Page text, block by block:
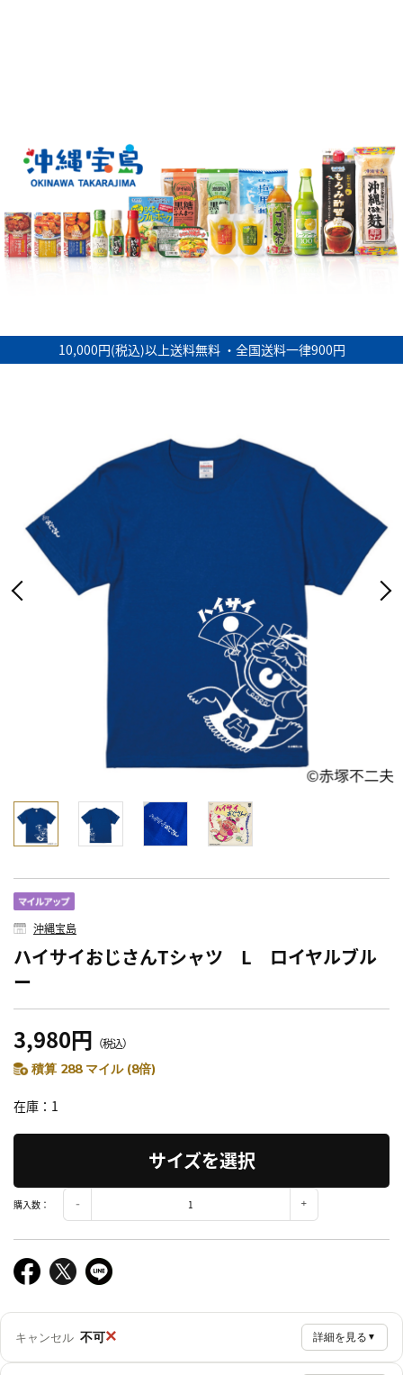
10,000円(税込)以上送料無料 ・全国送料一律900円
沖縄宝島
ハイサイおじさんTシャツ L ロイヤルブル
ー
3,980円 （税込）
積算 288 マイル (8倍)
在庫 1
サイズを選択
購入数：
キャンセル 不可× 詳細を見る ▼